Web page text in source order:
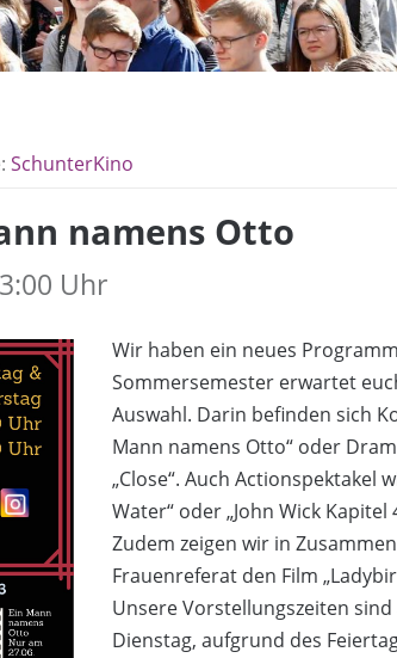
SchunterKino
namens Otto
Uhr
Wir haben ein neues
Sommersemester erwartet
Auswahl. Darin befinden sich
Mann namens Otto“ oder
„Close“. Auch Actionspektakel
Water“ oder „John Wick
Zudem zeigen wir in
Frauenreferat den Film
Unsere Vorstellungszeiten
Dienstag, aufgrund des